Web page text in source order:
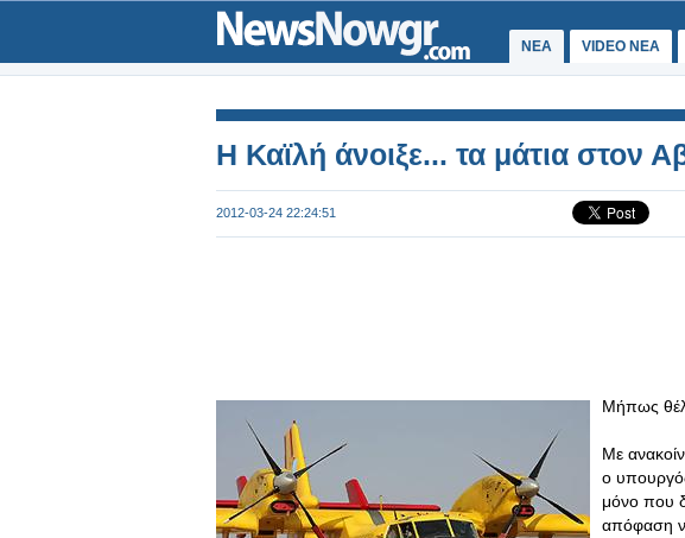
ΝΕΑ VIDEO NEA
Η Καϊλή άνοιξε... τα μάτια στον
2012-03-24 22:24:51
Μήπως
Με
ο
μόνο που
απόφαση